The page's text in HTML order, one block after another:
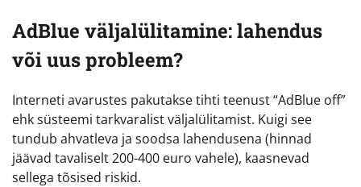
AdBlue väljalülitamine: lahendus
või uus probleem?
Interneti avarustes pakutakse tihti teenust “AdBlue off”
ehk süsteemi tarkvaralist väljalülitamist. Kuigi see
tundub ahvatleva ja soodsa lahendusena (hinnad
jäävad tavaliselt 200-400 euro vahele), kaasnevad
sellega tõsised riskid.